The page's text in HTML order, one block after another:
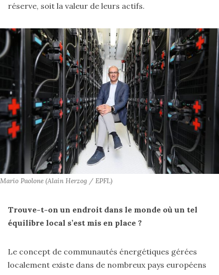
réserve, soit la valeur de leurs actifs.
Mario Paolone (Alain Herzog / EPFL)
Trouve-t-on un endroit dans le monde où un tel
équilibre local s’est mis en place ?
Le concept de communautés énergétiques gérées
localement existe dans de nombreux pays européens